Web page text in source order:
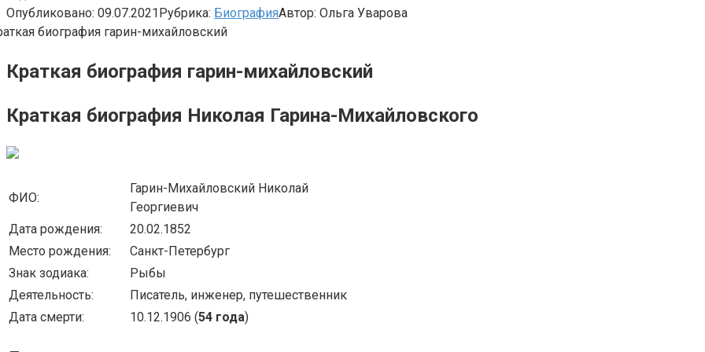
Опубликовано: 09.07.2021Рубрика: БиографияАвтор: Ольга Уварова
Краткая биография гарин-михайловский
Краткая биография Николая Гарина-Михайловского
ФИО:
Гарин-Михайловский Николай
Георгиевич
Дата рождения:
20.02.1852
Место рождения:
Санкт-Петербург
Знак зодиака:
Рыбы
Деятельность:
Писатель, инженер, путешественник
Дата смерти:
10.12.1906 (54 года)